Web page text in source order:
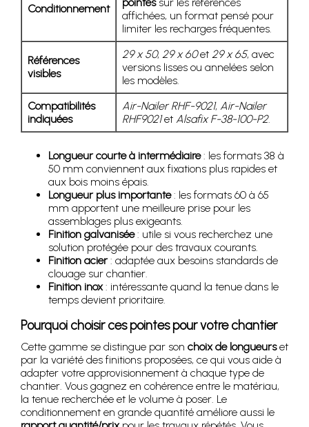
Conditionnement
affichées, un format pensé pour
limiter les recharges fréquentes.
Références
visibles
29 x 50, 29 x 60et 29 x 65, avec
versions lisses ou annelées selon
les modèles.
Compatibilités
indiquées
Air-Nailer RHF-9021, Air-Nailer
RHF9021et Alsafix F-38-100-P2.
Longueur courte à intermédiaire: les formats 38 à
50 mm conviennent aux fixations plus rapides et
aux bois moins épais.
Longueur plus importante: les formats 60 à 65
mm apportent une meilleure prise pour les
assemblages plus exigeants.
Finition galvanisée: utile si vous recherchez une
solution protégée pour des travaux courants.
Finition acier: adaptée aux besoins standards de
clouage sur chantier.
Finition inox: intéressante quand la tenue dans le
temps devient prioritaire.
Pourquoi choisir ces pointes pour votre chantier
Cette gamme se distingue par son choix de longueurset
par la variété des finitions proposées, ce qui vous aide à
adapter votre approvisionnement à chaque type de
chantier. Vous gagnez en cohérence entre le matériau,
la tenue recherchée et le volume à poser. Le
conditionnement en grande quantité améliore aussi le